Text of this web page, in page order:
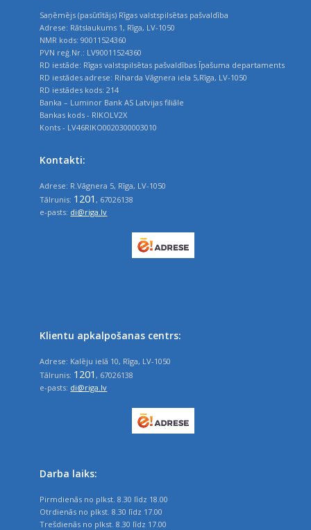
Saņēmējs (pasūtītājs) Rīgas valstspilsētas pašvaldība
Adrese: Rātslaukums 1, Rīga, LV-1050
NMR kods: 90011524360
PVN reģ.Nr.: LV90011524360
RD iestāde: Rīgas valstspilsētas pašvaldības Īpašuma departaments
RD iestādes adrese: Riharda Vāgnera iela 5,Rīga, LV-1050
RD iestādes kods: 214
Banka – Luminor Bank AS Latvijas filiāle
Bankas kods - RIKOLV2X
Konts - LV46RIKO0020300003010
Kontakti:
Adrese: R.Vāgnera 5, Rīga, LV-1050
Tālrunis: 1201, 67026138
e-pasts: di@riga.lv
Klientu apkalpošanas centrs:
Adrese: Kalēju ielā 10, Rīga, LV-1050
Tālrunis: 1201, 67026138
e-pasts: di@riga.lv
Darba laiks:
Pirmdienās no plkst. 8.30 līdz 18.00
Otrdienās no plkst. 8.30 līdz 17.00
Trešdienās no plkst. 8.30 līdz 17.00